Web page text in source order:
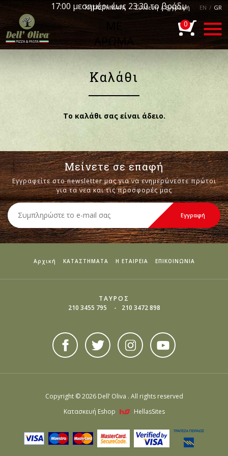
ΚΑΤΑΣΤΗΜΑΤΑ Συνδεση /Εγγραφή EN / GR
0
ΑΡΩΜΑ
ΙΤΑΛΙΑΣ
17:00 μεσημέρι έως 23:30 το βράδυ
Καλάθι
Το καλάθι σας είναι άδειο.
Μείνετε σε επαφή
Εγγραφείτε στο newsletter μας για να ενημερώνεστε πρώτοι
για τα νεα και τις προσφορές μας
Αρχική ΚΑΤΑΣΤΗΜΑΤΑ Η ΕΤΑΙΡΕΙΑ ΕΠΙΚΟΙΝΩΝΙΑ
ΤΑΥΡΟΣ
210 3455 795
210 3472 898
Copyright © 2026 Dell’ Oliva . All rights reserved
Κατασκευή Eshop
HellasSites